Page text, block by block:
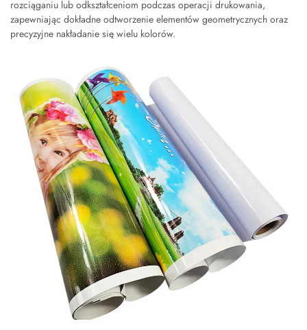
rozciąganiu lub odkształceniom podczas operacji drukowania,
zapewniając dokładne odtworzenie elementów geometrycznych oraz
precyzyjne nakładanie się wielu kolorów.